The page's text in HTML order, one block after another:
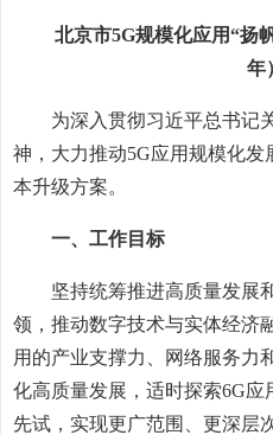
北京市5G规模化应用“扬
年
为深入贯彻习近平总书记
神，大力推动5G应用规模化
本升级方案。
一、工作目标
坚持统筹推进高质量发展
领，推动数字技术与实体经济
用的产业支撑力、网络服务力
化高质量发展，适时探索6G
先试，实现更广范围、更深层